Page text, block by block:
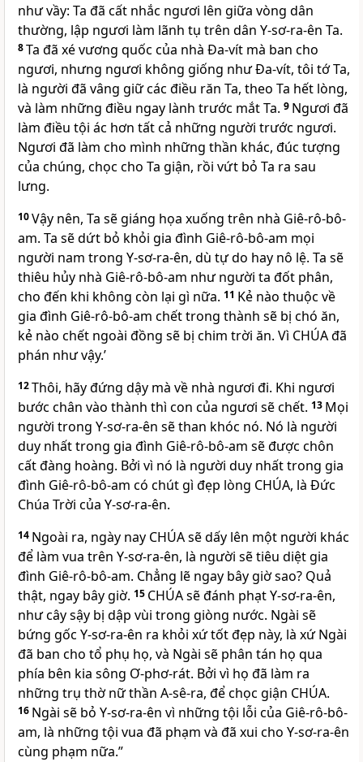
như vầy: Ta đã cất nhắc ngươi lên giữa vòng dân
thường, lập ngươi làm lãnh tụ trên dân Y-sơ-ra-ên Ta.
8Ta đã xé vương quốc của nhà Đa-vít mà ban cho
ngươi, nhưng ngươi không giống như Đa-vít, tôi tớ Ta,
là người đã vâng giữ các điều răn Ta, theo Ta hết lòng,
và làm những điều ngay lành trước mắt Ta. 9 Ngươi đã
làm điều tội ác hơn tất cả những người trước ngươi.
Ngươi đã làm cho mình những thần khác, đúc tượng
của chúng, chọc cho Ta giận, rồi vứt bỏ Ta ra sau
lưng.
10Vậy nên, Ta sẽ giáng họa xuống trên nhà Giê-rô-bô-
am. Ta sẽ dứt bỏ khỏi gia đình Giê-rô-bô-am mọi
người nam trong Y-sơ-ra-ên, dù tự do hay nô lệ. Ta sẽ
thiêu hủy nhà Giê-rô-bô-am như người ta đốt phân,
cho đến khi không còn lại gì nữa. 11 Kẻ nào thuộc về
gia đình Giê-rô-bô-am chết trong thành sẽ bị chó ăn,
kẻ nào chết ngoài đồng sẽ bị chim trời ăn. Vì CHÚAđã
phán như vậy.’
12Thôi, hãy đứng dậy mà về nhà ngươi đi. Khi ngươi
bước chân vào thành thì con của ngươi sẽ chết. 13 Mọi
người trong Y-sơ-ra-ên sẽ than khóc nó. Nó là người
duy nhất trong gia đình Giê-rô-bô-am sẽ được chôn
cất đàng hoàng. Bởi vì nó là người duy nhất trong gia
đình Giê-rô-bô-am có chút gì đẹp lòng CHÚA, là Đức
Chúa Trời của Y-sơ-ra-ên.
14 Ngoài ra, ngày nay CHÚAsẽ dấy lên một người khác
để làm vua trên Y-sơ-ra-ên, là người sẽ tiêu diệt gia
đình Giê-rô-bô-am. Chẳng lẽ ngay bây giờ sao? Quả
thật, ngay bây giờ. 15 CHÚAsẽ đánh phạt Y-sơ-ra-ên,
như cây sậy bị dập vùi trong giòng nước. Ngài sẽ
bứng gốc Y-sơ-ra-ên ra khỏi xứ tốt đẹp này, là xứ Ngài
đã ban cho tổ phụ họ, và Ngài sẽ phân tán họ qua
phía bên kia sông Ơ-phơ-rát. Bởi vì họ đã làm ra
những trụ thờ nữ thần A-sê-ra, để chọc giận CHÚA.
16 Ngài sẽ bỏ Y-sơ-ra-ên vì những tội lỗi của Giê-rô-bô-
am, là những tội vua đã phạm và đã xui cho Y-sơ-ra-ên
cùng phạm nữa.”